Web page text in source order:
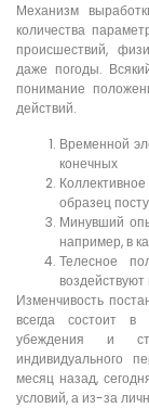
Механизм
количества
происшествий,
даже погоды.
понимание
действий.
Временной
конечных
образец
Минувший
например, в
Телесное
Изменчивость
всегда состоит
убеждения и
индивидуального
месяц назад,
условий, а из-за